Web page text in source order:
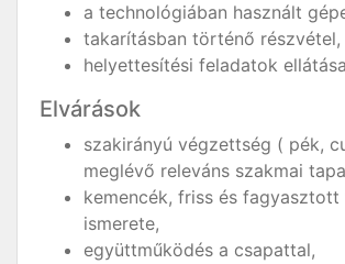
a technológiában használt
takarításban történő részvétel,
helyettesítési feladatok
Elvárások
szakirányú végzettség ( pék,
meglévő releváns szakmai
kemencék, friss és
ismerete,
együttműködés a csapattal,